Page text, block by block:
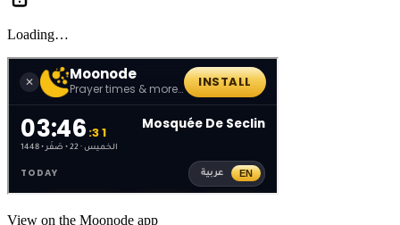
Loading…
View on the Moonode app